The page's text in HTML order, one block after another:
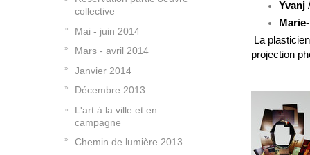
Yvanj
La
projection
collective
Mai - juin 2014
Mars - avril 2014
Janvier 2014
Décembre 2013
L'art à la ville et en
campagne
Chemin de lumière 2013